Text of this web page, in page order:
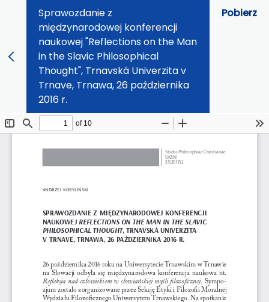
Sprawozdanie z
międzynarodowej konferencji
naukowej "Reflections on the Man
in the Slavic Philosophical
Thought", Trnavská Univerzita v
Trnave, Trnawa, 26 października
2016 r.
Pobierz